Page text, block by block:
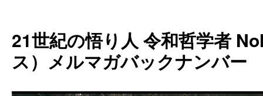
テ
ン
ツ
へ
キ
21世紀の悟り人 令和哲学者
ス）メルマガバックナンバー